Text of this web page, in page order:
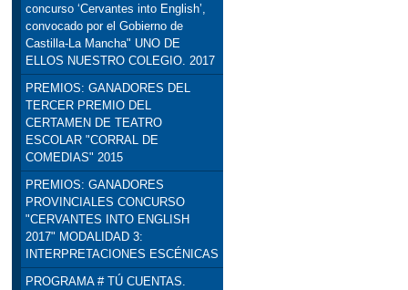
concurso ‘Cervantes into English’,
convocado por el Gobierno de
Castilla-La Mancha" UNO DE
ELLOS NUESTRO COLEGIO. 2017
PREMIOS: GANADORES DEL
TERCER PREMIO DEL
CERTAMEN DE TEATRO
ESCOLAR "CORRAL DE
COMEDIAS" 2015
PREMIOS: GANADORES
PROVINCIALES CONCURSO
"CERVANTES INTO ENGLISH
2017" MODALIDAD 3:
INTERPRETACIONES ESCÉNICAS
PROGRAMA # TÚ CUENTAS.